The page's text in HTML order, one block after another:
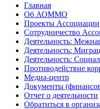
Главная
Об АОММО
Проекты Ассоциации
Сотрудничество
Деятельность:
Деятельность:
Деятельность:
Противодействие
Медиа-центр
Документы
Отчет о деятельности
Обратиться в